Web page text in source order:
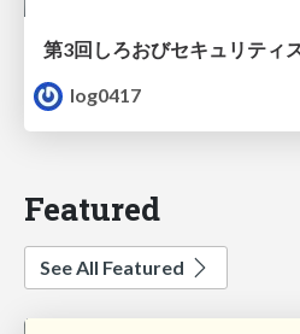
第3回しろおびセキュリティ
log0417
Featured
See All Featured